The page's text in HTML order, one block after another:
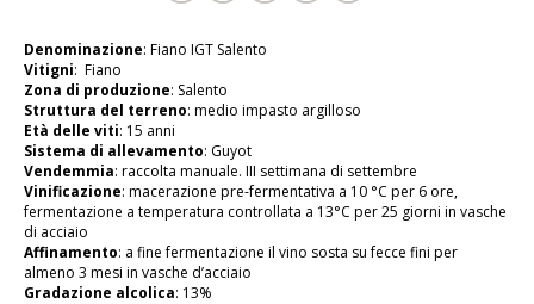
Denominazione: Fiano IGT Salento
Vitigni: Fiano
Zona di produzione: Salento
Struttura del terreno: medio impasto argilloso
Età delle viti: 15 anni
Sistema di allevamento: Guyot
Vendemmia: raccolta manuale. III settimana di settembre
Vinificazione: macerazione pre-fermentativa a 10 °C per 6 ore,
fermentazione a temperatura controllata a 13°C per 25 giorni in vasche
di acciaio
Affinamento: a fine fermentazione il vino sosta su fecce fini per
almeno 3 mesi in vasche d’acciaio
Gradazione alcolica: 13%